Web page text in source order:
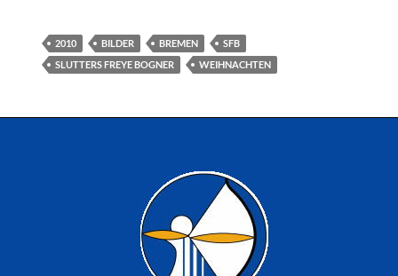
2010 BILDER BREMEN
SFB
SLUTTERS FREYE BOGNER
WEIHNACHTEN